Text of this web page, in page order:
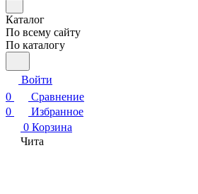
Каталог
По всему сайту
По каталогу
Войти
0
Сравнение
0
Избранное
0 Корзина
Чита